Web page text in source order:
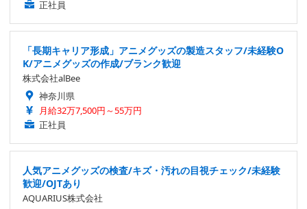
正社員
「長期キャリア形成」アニメグッズの製造スタッフ/未経験O
K/アニメグッズの作成/ブランク歓迎
株式会社alBee
神奈川県
月給32万7,500円～55万円
正社員
人気アニメグッズの検査/キズ・汚れの目視チェック/未経験
歓迎/OJTあり
AQUARIUS株式会社